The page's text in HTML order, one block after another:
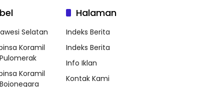
Selatan
Koramil
Koramil
Halaman
Indeks Berita
Indeks Berita
Info Iklan
Kontak Kami